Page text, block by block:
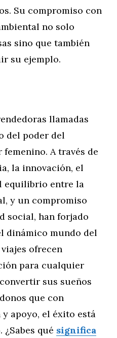
Su compromiso con
no solo
sino que también
su ejemplo.
llamadas
del poder del
A través de
la innovación, el
equilibrio entre la
y un compromiso
social, han forjado
dinámico mundo del
ofrecen
para cualquier
sus sueños
que con
apoyo, el éxito está
qué significa